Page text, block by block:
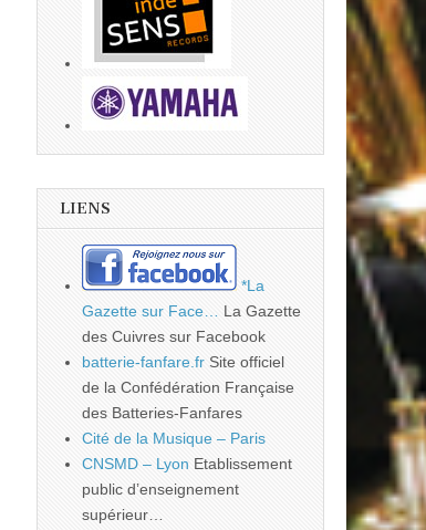
LIENS
*La
Gazette sur Face…
La Gazette
des Cuivres sur Facebook
batterie-fanfare.fr Site officiel
de la Confédération Française
des Batteries-Fanfares
Cité de la Musique – Paris
CNSMD – Lyon Etablissement
public d’enseignement
supérieur…